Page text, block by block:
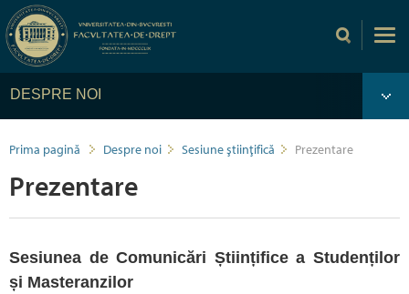
DESPRE NOI
Prima pagină Despre noi Sesiune ştiinţifică Prezentare
Prezentare
Sesiunea de Comunicări Științifice a Studenților
și Masteranzilor